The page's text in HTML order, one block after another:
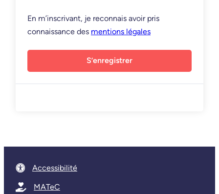
En m’inscrivant, je reconnais avoir pris
connaissance des mentions légales
S’enregistrer
Accessibilité
MATeC